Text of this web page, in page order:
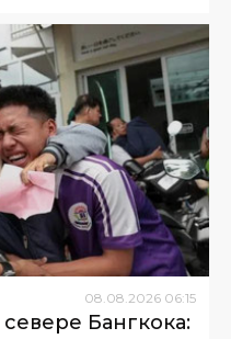
08 08 2026 06:15
Бангкока: